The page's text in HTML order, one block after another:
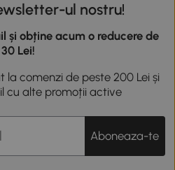
ul nostru!
și obține acum o reducere de
30 Lei!
comenzi de peste 200 Lei și
cu alte promoții active
Aboneaza-te